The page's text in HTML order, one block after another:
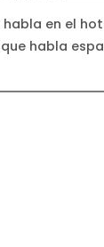
en el
habla